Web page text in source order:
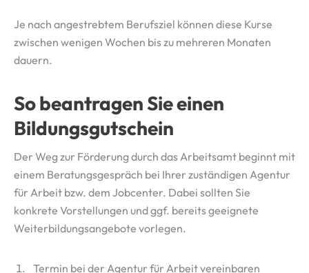
Je nach angestrebtem Berufsziel können diese Kurse
zwischen wenigen Wochen bis zu mehreren Monaten
dauern.
So beantragen Sie einen
Bildungsgutschein
Der Weg zur Förderung durch das Arbeitsamt beginnt mit
einem Beratungsgespräch bei Ihrer zuständigen Agentur
für Arbeit bzw. dem Jobcenter. Dabei sollten Sie
konkrete Vorstellungen und ggf. bereits geeignete
Weiterbildungsangebote vorlegen.
Termin bei der Agentur für Arbeit vereinbaren